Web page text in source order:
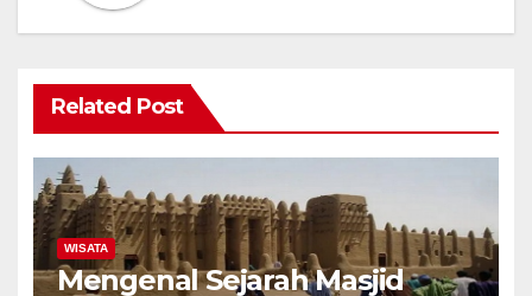
Related Post
WISATA
Mengenal Sejarah Masjid